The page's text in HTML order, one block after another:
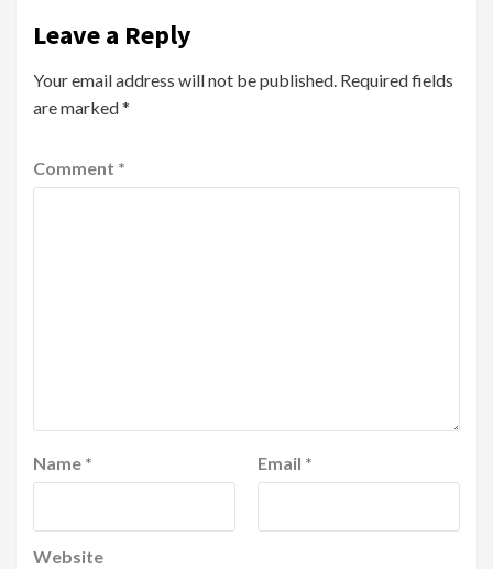
Leave a Reply
Your email address will not be published. Required fields
are marked*
Comment *
Name * Email *
Website